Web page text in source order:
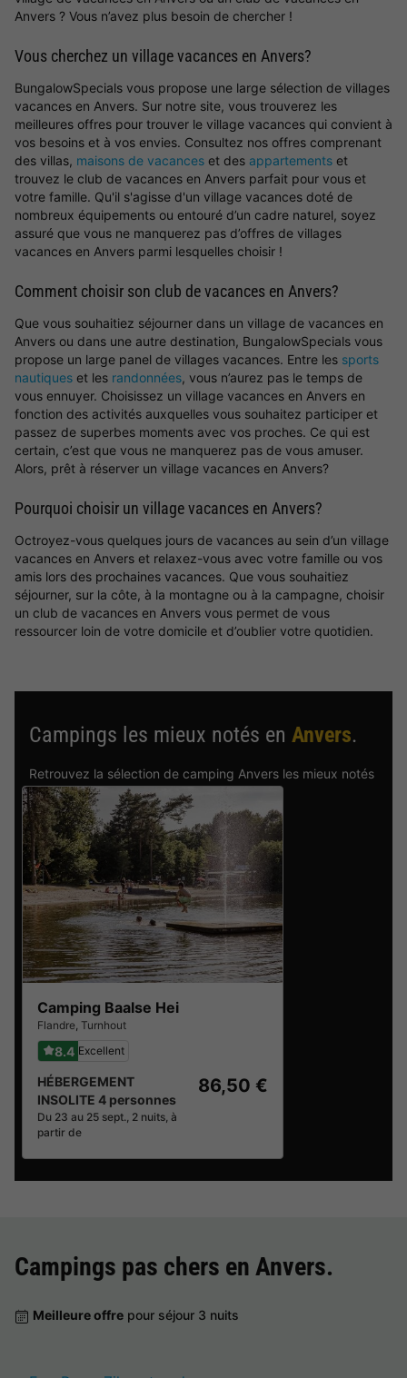
Anvers ? Vous n’avez plus besoin de chercher !
Vous cherchez un village vacances en Anvers?
BungalowSpecials vous propose une large sélection de villages
vacances en Anvers. Sur notre site, vous trouverez les
meilleures offres pour trouver le village vacances qui convient à
vos besoins et à vos envies. Consultez nos offres comprenant
des villas, maisons de vacances et des appartements et
trouvez le club de vacances en Anvers parfait pour vous et
votre famille. Qu'il s'agisse d'un village vacances doté de
nombreux équipements ou entouré d’un cadre naturel, soyez
assuré que vous ne manquerez pas d’offres de villages
vacances en Anvers parmi lesquelles choisir !
Comment choisir son club de vacances en Anvers?
Que vous souhaitiez séjourner dans un village de vacances en
Anvers ou dans une autre destination, BungalowSpecials vous
propose un large panel de villages vacances. Entre les sports
nautiques et les randonnées, vous n’aurez pas le temps de
vous ennuyer. Choisissez un village vacances en Anvers en
fonction des activités auxquelles vous souhaitez participer et
passez de superbes moments avec vos proches. Ce qui est
certain, c’est que vous ne manquerez pas de vous amuser.
Alors, prêt à réserver un village vacances en Anvers?
Pourquoi choisir un village vacances en Anvers?
Octroyez-vous quelques jours de vacances au sein d’un village
vacances en Anvers et relaxez-vous avec votre famille ou vos
amis lors des prochaines vacances. Que vous souhaitiez
séjourner, sur la côte, à la montagne ou à la campagne, choisir
un club de vacances en Anvers vous permet de vous
ressourcer loin de votre domicile et d’oublier votre quotidien.
Campings les mieux notés en Anvers.
Retrouvez la sélection de camping Anvers les mieux notés
par nos clients
Camping Baalse Hei
Flandre, Turnhout
8.4 Excellent
HÉBERGEMENT
INSOLITE 4 personnes
Du 23 au 25 sept., 2 nuits, à
partir de
86,50 €
Campings pas chers en Anvers.
Meilleure offre pour séjour 3 nuits